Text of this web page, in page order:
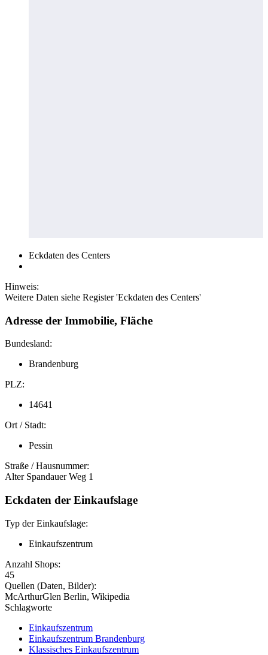
Eckdaten des Centers
Hinweis:
Weitere Daten siehe Register 'Eckdaten des Centers'
Adresse der Immobilie, Fläche
Bundesland:
Brandenburg
PLZ:
14641
Ort / Stadt:
Pessin
Straße / Hausnummer:
Alter Spandauer Weg 1
Eckdaten der Einkaufslage
Typ der Einkaufslage:
Einkaufszentrum
Anzahl Shops:
45
Quellen (Daten, Bilder):
McArthurGlen Berlin, Wikipedia
Schlagworte
Einkaufszentrum
Einkaufszentrum Brandenburg
Klassisches Einkaufszentrum